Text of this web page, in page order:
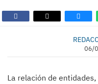
06/
La relación de